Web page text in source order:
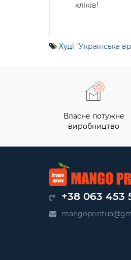
кліків!
Худі "Українська
Власне потужне
виробництво
+38 063 453